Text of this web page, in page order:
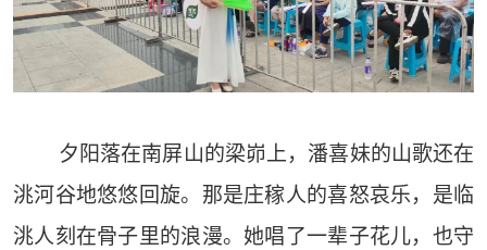
夕阳落在南屏山的梁峁上，潘喜妹的山歌还在
洮河谷地悠悠回旋。那是庄稼人的喜怒哀乐，是临
洮人刻在骨子里的浪漫。她唱了一辈子花儿，也守